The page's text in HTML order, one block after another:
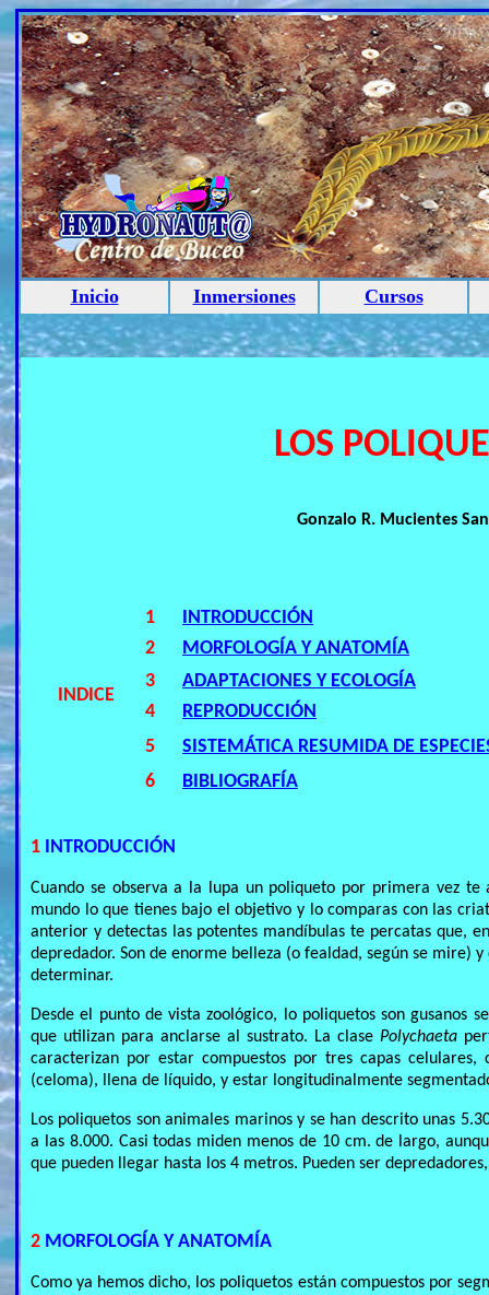
Inicio Inmersiones Cursos
LOS
Gonzalo R. Mucientes
1
INTRODUCCIÓN
2
MORFOLOGÍA Y ANATOMÍA
INDICE
3
ADAPTACIONES Y ECOLOGÍA
4
REPRODUCCIÓN
5
SISTEMÁTICA RESUMIDA DE
6
BIBLIOGRAFÍA
1 INTRODUCCIÓN
Cuando se observa a la lupa un poliqueto por primera vez
mundo lo que tienes bajo el objetivo y lo comparas con las
anterior y detectas las potentes mandíbulas te percatas que,
depredador. Son de enorme belleza (o fealdad, según se mire)
determinar.
Desde el punto de vista zoológico, lo poliquetos son gusanos
que utilizan para anclarse al sustrato. La clasePolychaeta
caracterizan por estar compuestos por tres capas
(celoma), llena de líquido, y estar longitudinalmente
Los poliquetos son animales marinos y se han descrito unas
a las 8.000. Casi todas miden menos de 10 cm. de largo,
que pueden llegar hasta los 4 metros. Pueden ser
2 MORFOLOGÍA Y ANATOMÍA
Como ya hemos dicho, los poliquetos están compuestos por